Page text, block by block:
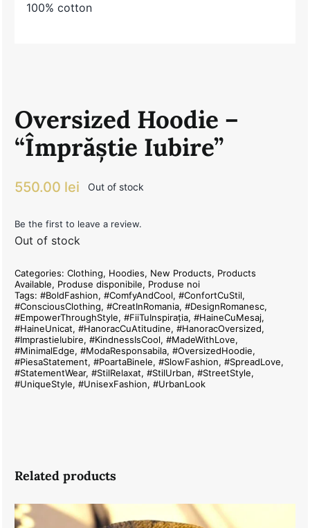
100% cotton
Oversized Hoodie –
“Împrăștie Iubire”
550.00 lei Out of stock
Be the first to leave a review.
Out of stock
Categories: Clothing, Hoodies, New Products, Products
Available, Produse disponibile, Produse noi
Tags: #BoldFashion, #ComfyAndCool, #ConfortCuStil,
#ConsciousClothing, #CreatInRomania, #DesignRomanesc,
#EmpowerThroughStyle, #FiiTuInspirația, #HaineCuMesaj,
#HaineUnicat, #HanoracCuAtitudine, #HanoracOversized,
#ImprastieIubire, #KindnessIsCool, #MadeWithLove,
#MinimalEdge, #ModaResponsabila, #OversizedHoodie,
#PiesaStatement, #PoartaBinele, #SlowFashion, #SpreadLove,
#StatementWear, #StilRelaxat, #StilUrban, #StreetStyle,
#UniqueStyle, #UnisexFashion, #UrbanLook
Related products